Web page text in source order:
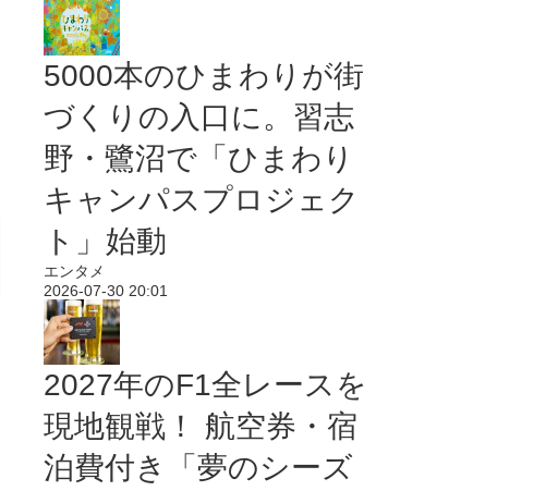
5000本のひまわりが街
づくりの入口に。習志
野・鷺沼で「ひまわり
キャンパスプロジェク
ト」始動
エンタメ
2026-07-30 20:01
2027年のF1全レースを
現地観戦！ 航空券・宿
泊費付き「夢のシーズ